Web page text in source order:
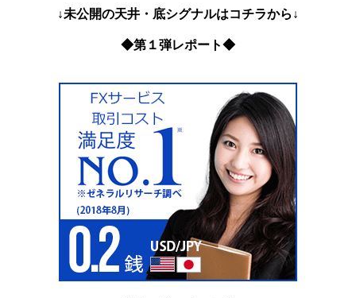
↓未公開の天井・底シグナルはコチラから↓
◆第１弾レポート◆